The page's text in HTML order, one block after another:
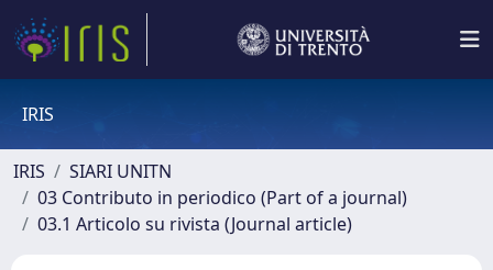
IRIS
IRIS
SIARI UNITN
03 Contributo in periodico (Part of a journal)
03.1 Articolo su rivista (Journal article)